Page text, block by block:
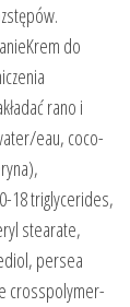
do
rano i
eau, coco-
18 triglycerides,
stearate,
persea
crosspolymer-